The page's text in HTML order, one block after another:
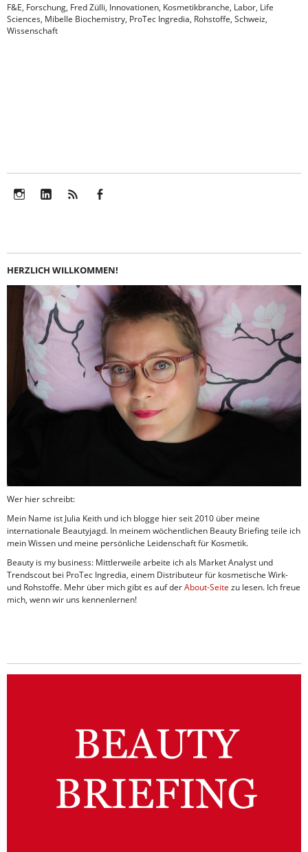
F&E, Forschung, Fred Zülli, Innovationen, Kosmetikbranche, Labor, Life
Sciences, Mibelle Biochemistry, ProTec Ingredia, Rohstoffe, Schweiz,
Wissenschaft
HERZLICH WILLKOMMEN!
Wer hier schreibt:
Mein Name ist Julia Keith und ich blogge hier seit 2010 über meine
internationale Beautyjagd. In meinem wöchentlichen Beauty Briefing teile ich
mein Wissen und meine persönliche Leidenschaft für Kosmetik.
Beauty is my business: Mittlerweile arbeite ich als Market Analyst und
Trendscout bei ProTec Ingredia, einem Distributeur für kosmetische Wirk-
und Rohstoffe. Mehr über mich gibt es auf derAbout-Seite zu lesen. Ich freue
mich, wenn wir uns kennenlernen!